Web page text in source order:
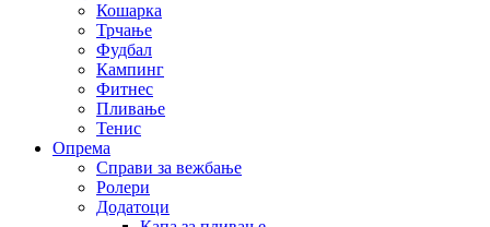
Кошарка
Трчање
Фудбал
Кампинг
Фитнес
Пливање
Тенис
Опрема
Справи за вежбање
Ролери
Додатоци